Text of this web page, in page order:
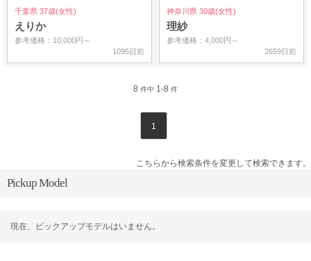
千葉県 37歳(女性)
えりか
参考価格：10,000円～
1095日前
神奈川県 30歳(女性)
理紗
参考価格：4,000円～
2659日前
8 件中 1-8 件
1
こちらから検索条件を変更して検索できます。
Pickup Model
現在、ピックアップモデルはいません。